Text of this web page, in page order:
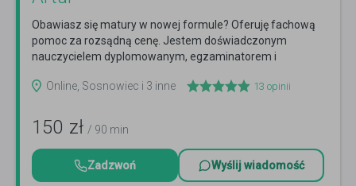
Obawiasz się matury w nowej formule? Oferuję fachową
pomoc za rozsądną cenę. Jestem doświadczonym
nauczycielem dyplomowanym, egzaminatorem i
Online, Sosnowiec i 3 inne
13 opinii
150 zł / 90 min
Zadzwoń Wyślij wiadomość